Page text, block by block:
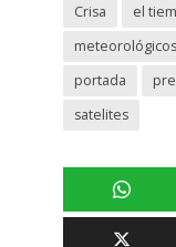
Crisa
el
meteorológicos
portada
satelites